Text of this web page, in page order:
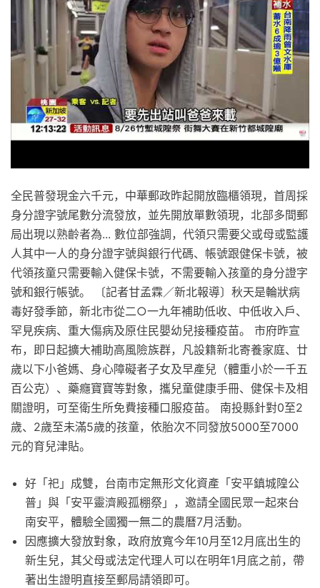
全民普發現金六千元，中華郵政昨起開放臨櫃領現，首周採
身分證字號尾數分流發放，並先開放單數領現，北部多間郵
局出現以熟齡者為... 數位部強調，代領只需要父或母或監護
人其中一人的身分證字號與銀行代碼、帳號跟健保卡號，被
代領孩童只需要輸入健保卡號，不需要輸入孩童的身分證字
號和銀行帳號。 〔記者甘孟霖／新北報導〕秋天是輪狀病
毒好發季節，新北市從二○一九年補助低收、中低收入戶、
罕見疾病、重大傷病及原住民嬰幼兒接種疫苗。 市府昨宣
布，即日起擴大補助高風險族群，凡設籍新北寄養家庭、廿
歲以下小爸媽、身心障礙者子女及早產兒（體重小於一千五
百公克）、藥癮寶寶等對象，攜兒童健康手冊、健保卡及相
關證明，可至衛生所免費接種口服疫苗。 南投縣針對0至2
歲、2歲至未滿5歲的孩童，依胎次不同發放5000至7000
元的育兒津貼。
好「祀」成雙，台南市定無形文化資產「安平鎮城隍公
普」與「安平靈濟殿孤棚祭」，邀請全國民眾一起來台
南安平，體驗全國獨一無二的農曆7月活動。
因應擴大發放對象，政府放寬今年10月至12月底出生的
新生兒，其父母或法定代理人可以在明年1月底之前，帶
著出生證明直接至郵局請領即可。